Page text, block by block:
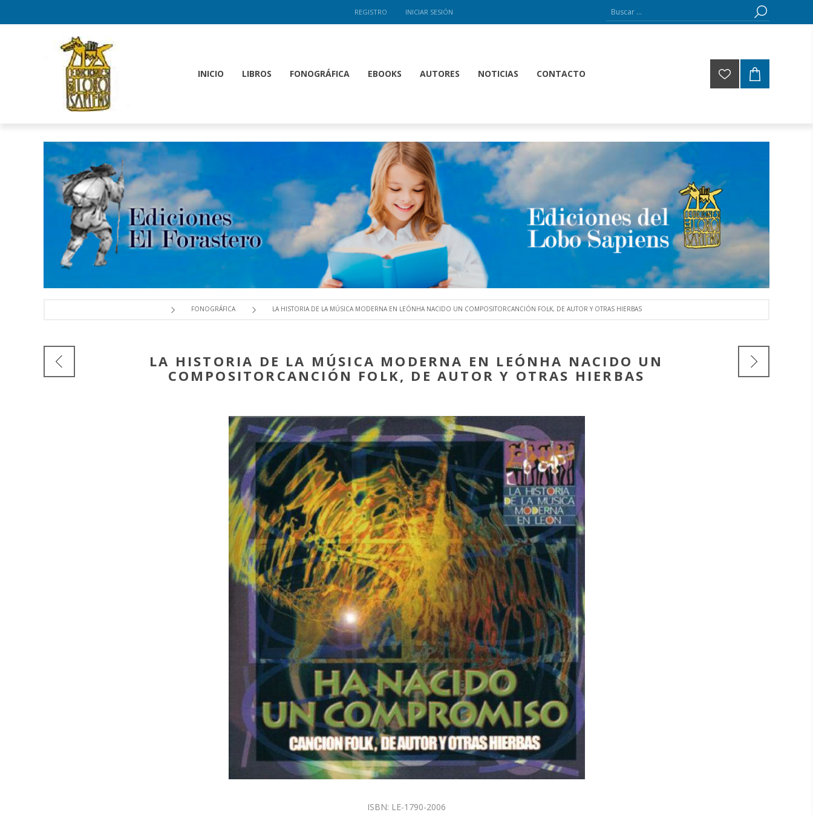
REGISTRO INICIAR SESIÓN
INICIO LIBROS FONOGRÁFICA EBOOKS AUTORES NOTICIAS CONTACTO
FONOGRÁFICA LA HISTORIA DE LA MÚSICA MODERNA EN LEÓNHA NACIDO UN COMPOSITORCANCIÓN FOLK, DE AUTOR Y OTRAS HIERBAS
LA HISTORIA DE LA MÚSICA MODERNA EN LEÓNHA NACIDO UN
COMPOSITORCANCIÓN FOLK, DE AUTOR Y OTRAS HIERBAS
ISBN: LE-1790-2006